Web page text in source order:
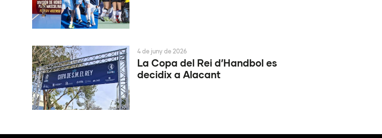
La Copa del Rei d’Handbol es
decidix a Alacant
4 de juny de 2026